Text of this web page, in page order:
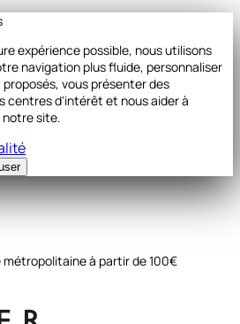
expérience possible, nous utilisons
navigation plus fluide, personnaliser
vous présenter des
centres d'intérêt et nous aider à
site.
à partir de 100€